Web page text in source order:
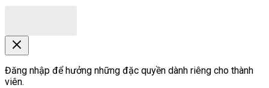
Đăng nhập để hưởng những đặc quyền dành riêng cho thành
viên.